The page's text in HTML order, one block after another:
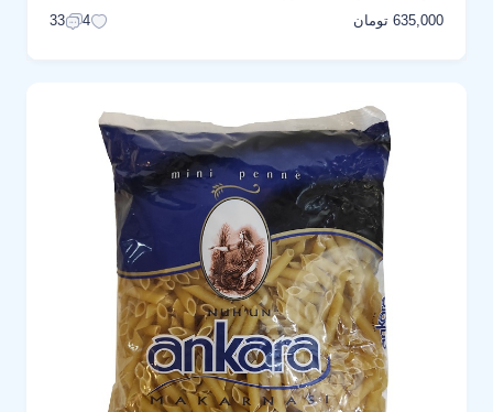
635,000 تومان 4
33